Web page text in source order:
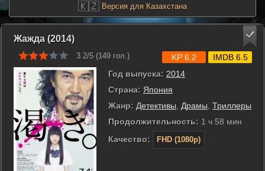
🇰🇿 Версия для Казахстана
Жажда (2014)
3.2/5 (149 гол.)
Год выпуска: 2014
Страна: Япония
Жанр: Детективы Драмы Триллеры
Продолжительность: 1 ч 58 мин
Качество:
FHD (1080p)
KP 6.2 IMDB 6.5